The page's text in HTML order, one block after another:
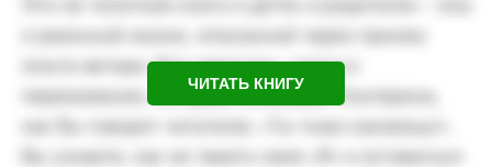
ЧИТАТЬ КНИГУ